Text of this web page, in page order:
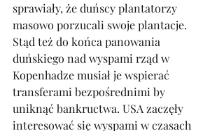
sprawiały, że duńscy plantatorzy
masowo porzucali swoje plantacje.
Stąd też do końca panowania
duńskiego nad wyspami rząd w
Kopenhadze musiał je wspierać
transferami bezpośrednimi by
uniknąć bankructwa. USA zaczęły
interesować się wyspami w czasach